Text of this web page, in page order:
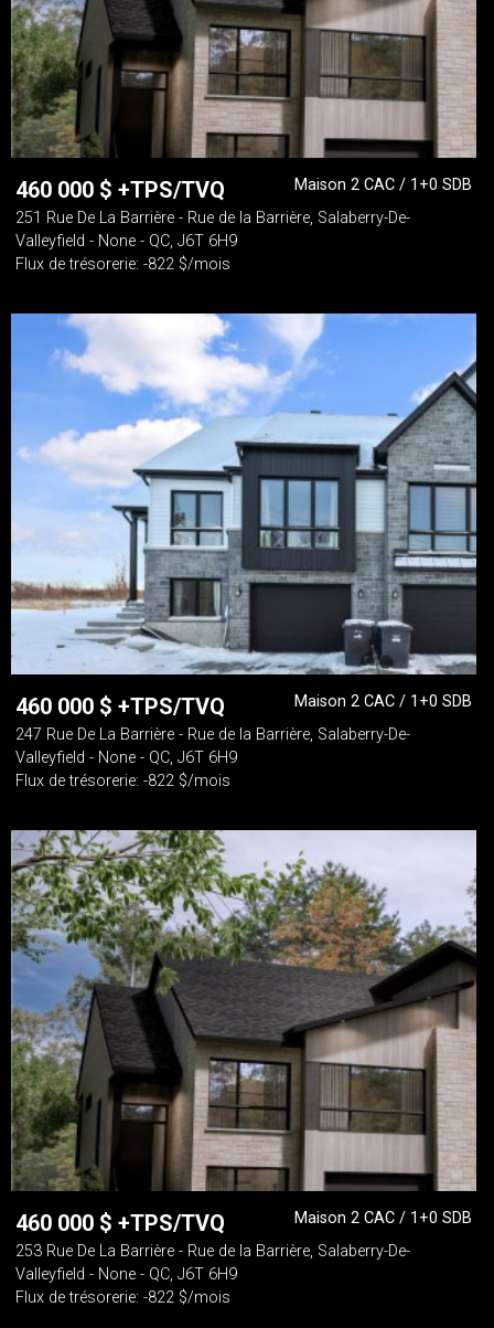
460 000 $ +TPS/TVQ
Maison 2 CAC / 1+0 SDB
251 Rue De La Barrière - Rue de la Barrière, Salaberry-De-
Valleyfield - None - QC, J6T 6H9
Flux de trésorerie: -822 $/mois
460 000 $ +TPS/TVQ
Maison 2 CAC / 1+0 SDB
247 Rue De La Barrière - Rue de la Barrière, Salaberry-De-
Valleyfield - None - QC, J6T 6H9
Flux de trésorerie: -822 $/mois
460 000 $ +TPS/TVQ
Maison 2 CAC / 1+0 SDB
253 Rue De La Barrière - Rue de la Barrière, Salaberry-De-
Valleyfield - None - QC, J6T 6H9
Flux de trésorerie: -822 $/mois